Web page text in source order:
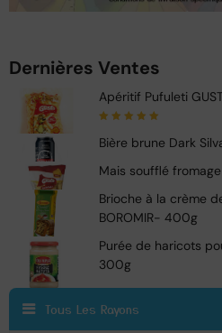
Dernières Ventes
Apéritif Pufuleti
5Bière brune Dark
Mais soufflé
Brioche à la crème
BOROMIR- 400g
Purée de haricots
300g
Tous Les Rayons